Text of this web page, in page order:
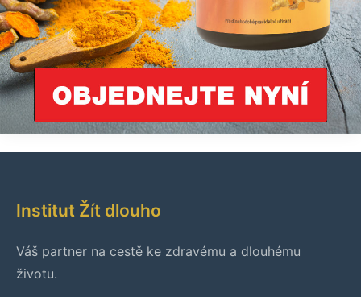
Institut Žít dlouho
Váš partner na cestě ke zdravému a dlouhému
životu.